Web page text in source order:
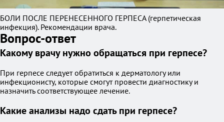
БОЛИ ПОСЛЕ ПЕРЕНЕСЕННОГО ГЕРПЕСА (герпетическая
инфекция). Рекомендации врача.
Вопрос-ответ
Какому врачу нужно обращаться при герпесе?
При герпесе следует обратиться к дерматологу или
инфекционисту, которые смогут провести диагностику и
назначить соответствующее лечение.
Какие анализы надо сдать при герпесе?